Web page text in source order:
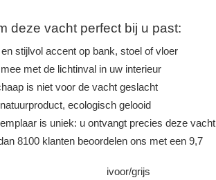
deze vacht perfect bij u past:
stijlvol accent op bank, stoel of vloer
met de lichtinval in uw interieur
is niet voor de vacht geslacht
ecologisch gelooid
is uniek: u ontvangt precies deze vacht
8100 klanten beoordelen ons met een 9,7
ivoor/grijs